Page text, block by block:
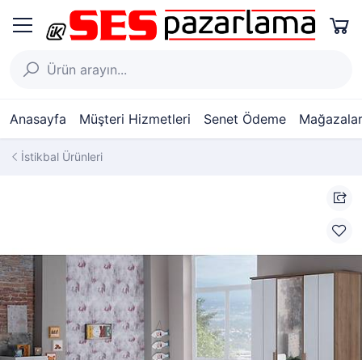
Anasayfa Müşteri Hizmetleri Senet Ödeme
İstikbal Ürünleri